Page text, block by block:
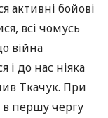
активні бойові
всі чомусь
війна
і до нас ніяка
Ткачук. При
першу чергу